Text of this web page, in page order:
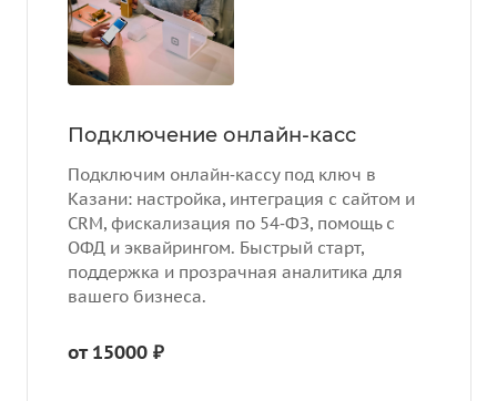
Подключение онлайн-касс
Подключим онлайн‑кассу под ключ в
Казани: настройка, интеграция с сайтом и
CRM, фискализация по 54‑ФЗ, помощь с
ОФД и эквайрингом. Быстрый старт,
поддержка и прозрачная аналитика для
вашего бизнеса.
от 15000 ₽